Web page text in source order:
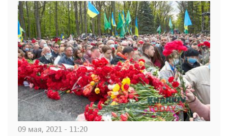
09 мая, 2021 - 11:20